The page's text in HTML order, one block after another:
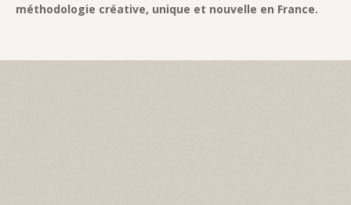
méthodologie créative, unique et nouvelle en France.